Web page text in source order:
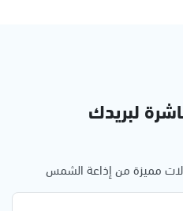
لبريدك
مميزة من إذاعة الشمس